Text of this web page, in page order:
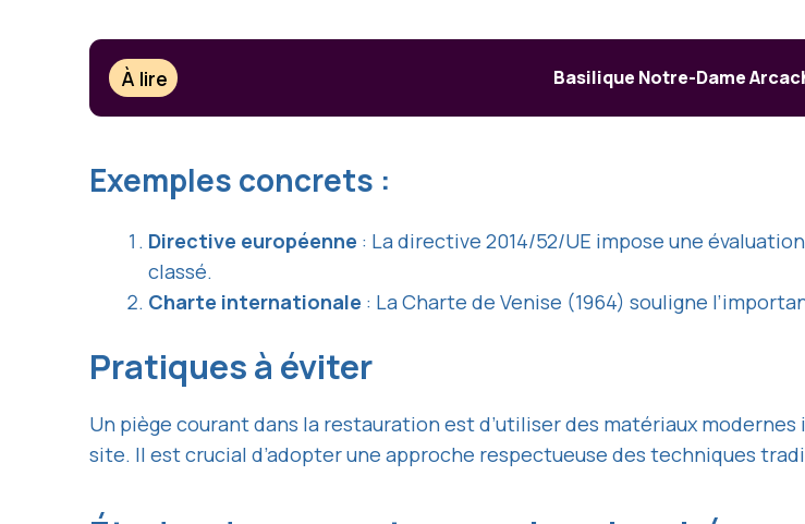
À lire Basilique Notre-Dame
Exemples concrets :
Directive européenne : La directive 2014/52/UE impose une
classé.
Charte internationale : La Charte de Venise (1964) souligne
Pratiques à éviter
Un piège courant dans la restauration est d’utiliser des matériaux
site. Il est crucial d’adopter une approche respectueuse des techniques